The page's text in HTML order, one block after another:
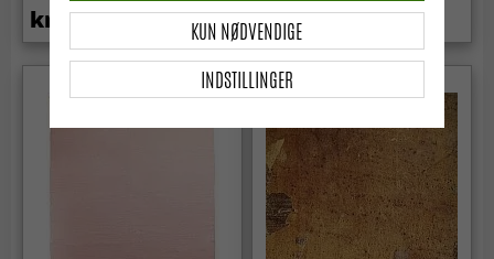
kr.739 kr.299
INDSTILLINGER
KUN NØDVENDIGE